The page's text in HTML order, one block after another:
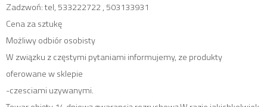
Zadzwoń: tel, 533222722 , 503133931
Cena za sztukę
Możliwy odbiór osobisty
W związku z częstymi pytaniami informujemy, ze produkty
oferowane w sklepie
-czesciami uzywanymi.